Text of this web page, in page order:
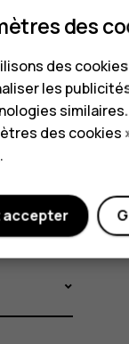
et
des
des
les
des cookies
.
accepter